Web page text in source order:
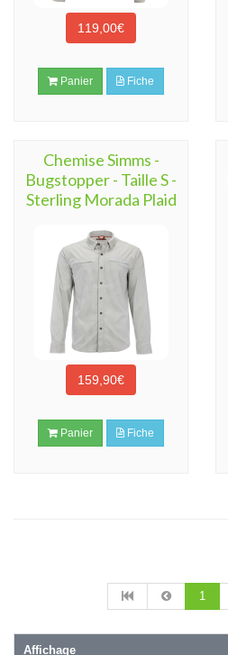
119,00€
Panier Fiche
Chemise Simms -
Bugstopper - Taille S -
Sterling Morada Plaid
159,90€
Panier Fiche
1
Affichage